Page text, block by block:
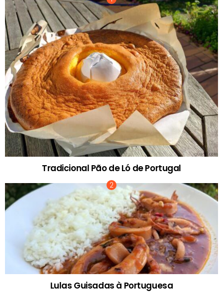
Tradicional Pão de Ló de Portugal
Lulas Guisadas à Portuguesa